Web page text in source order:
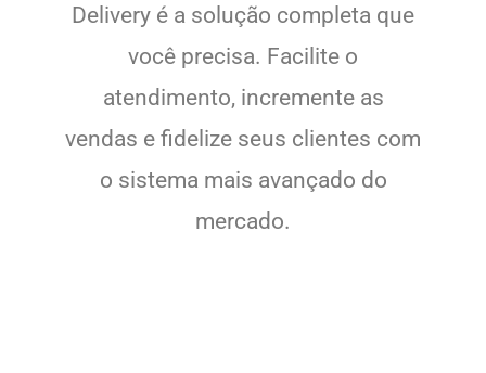
Delivery é a solução completa que
você precisa. Facilite o
atendimento, incremente as
vendas e fidelize seus clientes com
o sistema mais avançado do
mercado.